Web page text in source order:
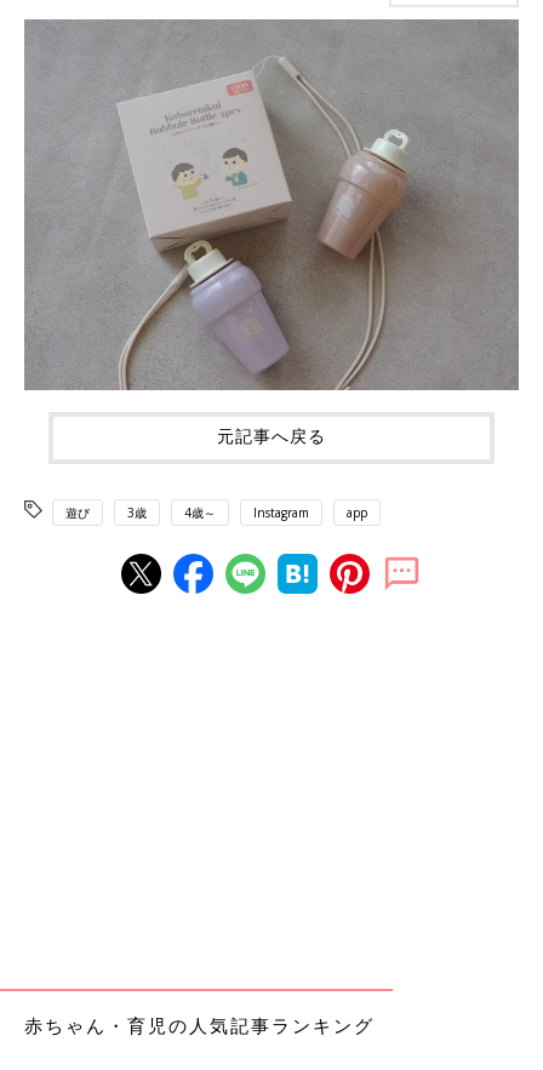
元記事へ戻る
遊び 3歳 4歳～ Instagram app
赤ちゃん・育児の人気記事ランキング